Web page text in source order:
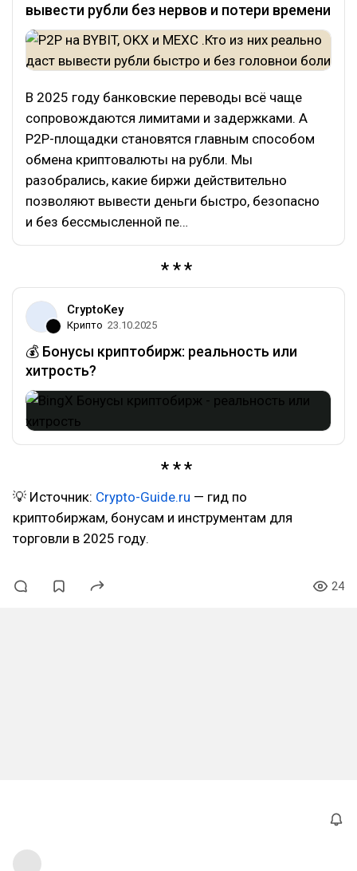
вывести рубли без нервов и потери времени
В 2025 году банковские переводы всё чаще
сопровождаются лимитами и задержками. А
P2P-площадки становятся главным способом
обмена криптовалюты на рубли. Мы
разобрались, какие биржи действительно
позволяют вывести деньги быстро, безопасно
и без бессмысленной пе…
CryptoKey
Крипто 23.10.2025
💰 Бонусы криптобирж: реальность или
хитрость?
💡 Источник: Crypto-Guide.ru — гид по
криптобиржам, бонусам и инструментам для
торговли в 2025 году.
24